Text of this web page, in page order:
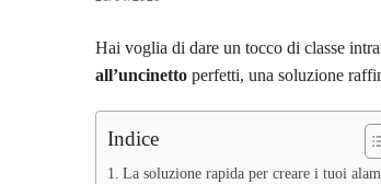
Hai voglia di dare un tocco di classe
all’uncinetto perfetti, una soluzione
Indice
La soluzione rapida per creare i tuoi